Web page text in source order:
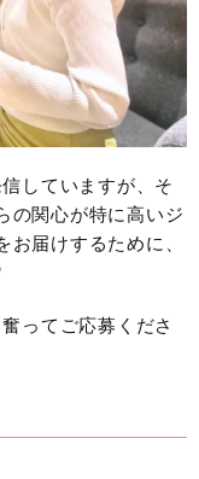
していますが、そ
の関心が特に高いジ
届けするために、
ってご応募くださ